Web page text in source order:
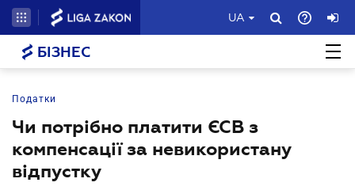
UA
БІЗНЕС
Податки
Чи потрібно платити ЄСВ з
компенсації за невикористану
відпустку